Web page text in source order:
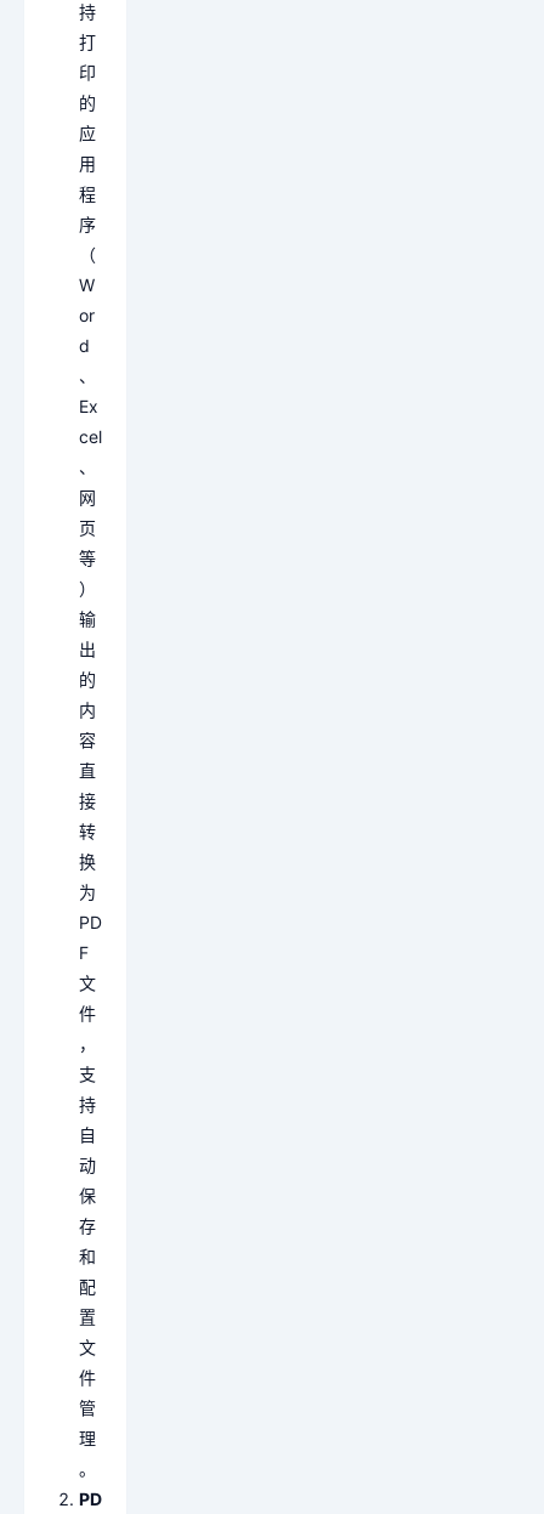
持
打
印
的
应
用
程
序
（
W
or
d
、
Ex
cel
、
网
页
等
）
输
出
的
内
容
直
接
转
换
为
PD
F
文
件
，
支
持
自
动
保
存
和
配
置
文
件
管
理
。
PD